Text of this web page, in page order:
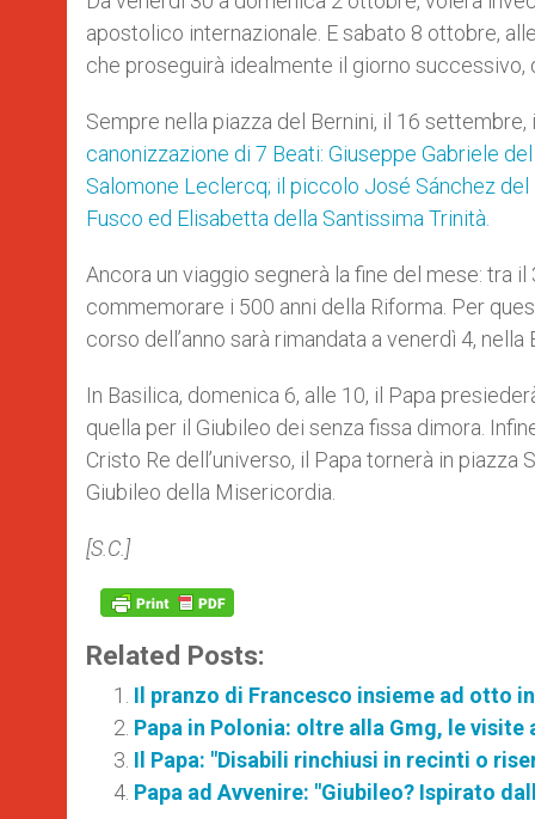
apostolico internazionale. E sabato 8 ottobre,
che proseguirà idealmente il giorno successivo,
Sempre nella piazza del Bernini, il 16
canonizzazione di 7 Beati: Giuseppe Gabriele
Salomone Leclercq; il piccolo José Sánchez
Fusco ed Elisabetta della Santissima Trinità.
Ancora un viaggio segnerà la fine del mese: tra
commemorare i 500 anni della Riforma. Per
corso dell’anno sarà rimandata a venerdì 4, nella
In Basilica, domenica 6, alle 10, il Papa
quella per il Giubileo dei senza fissa dimora.
Cristo Re dell’universo, il Papa tornerà in
Giubileo della Misericordia.
[S.C.]
Related Posts:
Il pranzo di Francesco insieme ad otto
Papa in Polonia: oltre alla Gmg, le
Il Papa: "Disabili rinchiusi in recinti o
Papa ad Avvenire: "Giubileo? Ispirato